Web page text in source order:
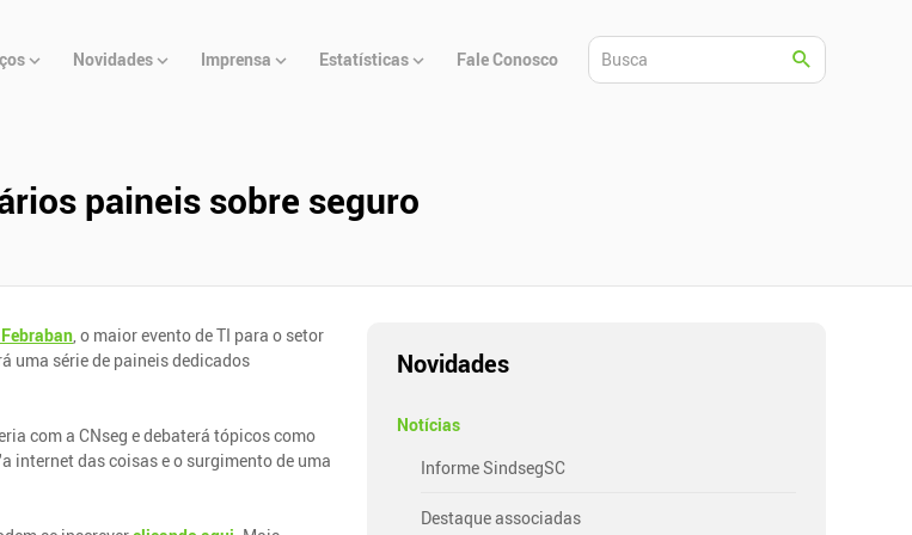
Novidades Imprensa Estatísticas Fale Conosco
paineis sobre seguro
, o maior evento de TI para o setor
uma série de paineis dedicados
com a CNseg e debaterá tópicos como
internet das coisas e o surgimento de uma
Novidades
Notícias
Informe SindsegSC
Destaque associadas